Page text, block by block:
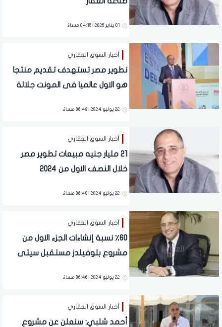
01 يناير 2025 | 04:15 مساءً
أخبار السوق العقاري
تطوير مصر تستهدف تقديم منتجا
هو الاول عالميا فى المونت جلالة
22 يوليو 2024 | 06:49 مساءً
أخبار السوق العقاري
٢١ مليار جنيه مبيعات تطوير مصر
خلال النصف الاول من ٢٠٢٤
22 يوليو 2024 | 06:48 مساءً
أخبار السوق العقاري
٦٠٪؜ نسبة إنشاءات الجزء الاول من
مشروع بلوفيلدز مستقبل سيتى
22 يوليو 2024 | 06:46 مساءً
أخبار السوق العقاري
أحمد شلبي: سنعلن عن مشروع